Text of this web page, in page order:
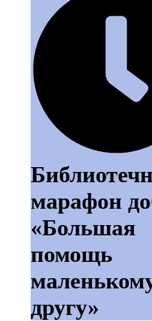
марафон
«Большая
помощь
другу»